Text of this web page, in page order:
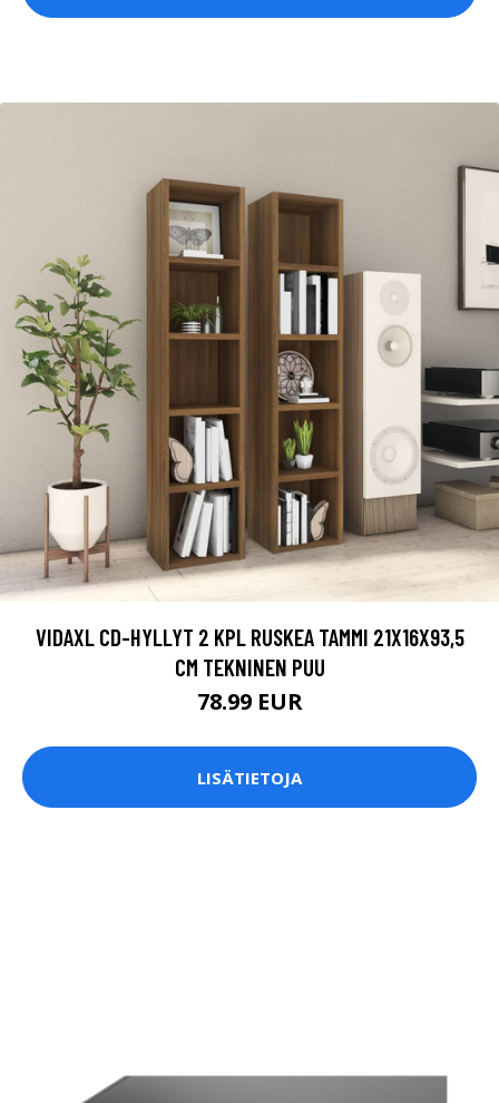
VIDAXL CD-HYLLYT 2 KPL RUSKEA TAMMI 21X16X93,5
CM TEKNINEN PUU
78.99 EUR
LISÄTIETOJA